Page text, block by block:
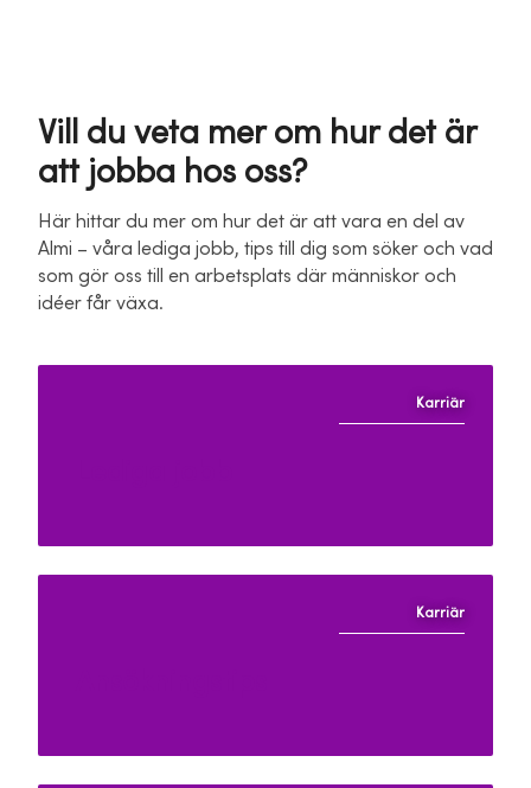
Vill du veta mer om hur det är
att jobba hos oss?
Här hittar du mer om hur det är att vara en del av
Almi – våra lediga jobb, tips till dig som söker och vad
som gör oss till en arbetsplats där människor och
idéer får växa.
Karriär
Karriär